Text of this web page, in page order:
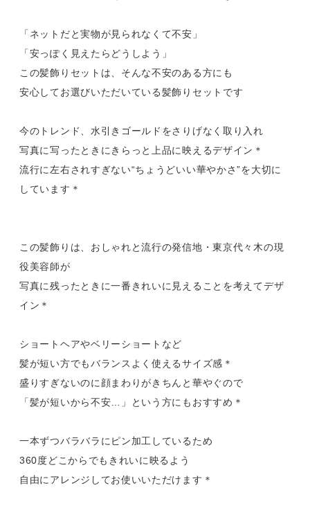
「ネットだと実物が見られなくて不安」
「安っぽく見えたらどうしよう」
この髪飾りセットは、そんな不安のある方にも
安心してお選びいただいている髪飾りセットです
今のトレンド、水引きゴールドをさりげなく取り入れ
写真に写ったときにきらっと上品に映えるデザイン＊
流行に左右されすぎない“ちょうどいい華やかさ”を大切に
しています＊
この髪飾りは、おしゃれと流行の発信地・東京代々木の現
役美容師が
写真に残ったときに一番きれいに見えることを考えてデザ
イン＊
ショートヘアやベリーショートなど
髪が短い方でもバランスよく使えるサイズ感＊
盛りすぎないのに顔まわりがきちんと華やぐので
「髪が短いから不安…」という方にもおすすめ＊
一本ずつバラバラにピン加工しているため
360度どこからでもきれいに映るよう
自由にアレンジしてお使いいただけます＊